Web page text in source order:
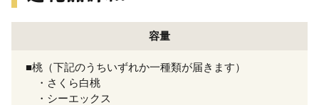
容量
■桃（下記のうちいずれか一種類が届きます）
・さくら白桃
・シーエックス